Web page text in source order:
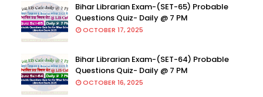
Bihar Librarian Exam-(SET-65) Probable
Questions Quiz- Daily @ 7 PM
OCTOBER 17, 2025
Bihar Librarian Exam-(SET-64) Probable
Questions Quiz- Daily @ 7 PM
OCTOBER 16, 2025